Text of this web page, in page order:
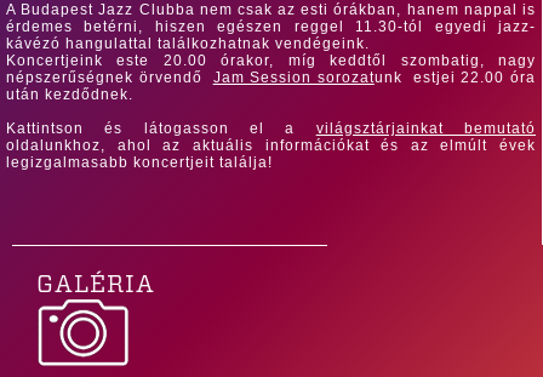
A Budapest Jazz Clubba nem csak az esti órákban, hanem nappal is
érdemes betérni, hiszen egészen reggel 11.30-tól egyedi jazz-
kávézó hangulattal találkozhatnak vendégeink.
Koncertjeink este 20.00 órakor, míg keddtől szombatig, nagy
népszerűségnek örvendő Jam Session sorozatunk estjei 22.00 óra
után kezdődnek.
Kattintson és látogasson el a világsztárjainkat bemutató
oldalunkhoz, ahol az aktuális információkat és az elmúlt évek
legizgalmasabb koncertjeit találja!
GALÉRIA